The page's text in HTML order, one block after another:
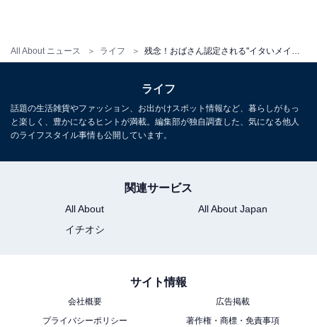
All About ニュース ライフ
マイナス5歳に見えるマスカラ術
ことで、目の周りにフレームができ、さらに目がぱっち
りと大きくなります。年齢と共にまつ毛が細くなってい
きますので、ボリュームタイプのマスカラがおススメで
4. ギラギラとしたラメや、派手な色のアイカラー
さ。くすみや小じわが目立ち始めた目元にギラギラとし
た光や強い色を乗せると、目元のアラを強調することに
ライフ
話題の生活雑貨やファッション、お出かけスポット情報など、暮らしがもっ
と楽しく、豊かになるヒントが満載。編集部が独自調査した、気になる他人
のライフスタイル事情も公開しています。
関連サービス
All About
All About Japan
イチオシ
サイト情報
会社概要
広告掲載
プライバシーポリシー
著作権・商標・免責事項